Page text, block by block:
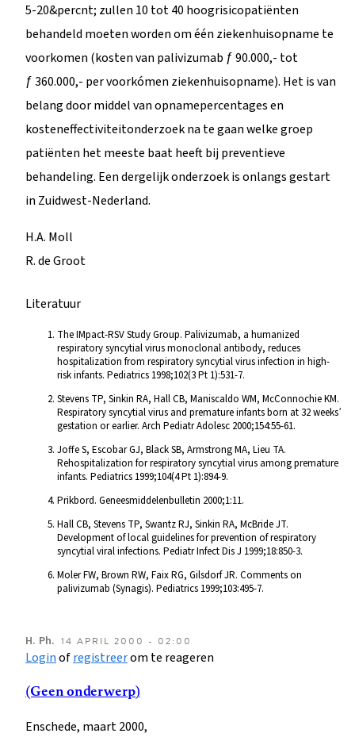
5-20&percnt; zullen 10 tot 40 hoogrisicopatiënten
behandeld moeten worden om één ziekenhuisopname te
voorkomen (kosten van palivizumab ƒ 90.000,- tot
ƒ 360.000,- per voorkómen ziekenhuisopname). Het is van
belang door middel van opnamepercentages en
kosteneffectiviteitonderzoek na te gaan welke groep
patiënten het meeste baat heeft bij preventieve
behandeling. Een dergelijk onderzoek is onlangs gestart
in Zuidwest-Nederland.
H.A. Moll
R. de Groot
Literatuur
The IMpact-RSV Study Group. Palivizumab, a humanized
respiratory syncytial virus monoclonal antibody, reduces
hospitalization from respiratory syncytial virus infection in high-
risk infants. Pediatrics 1998;102(3 Pt 1):531-7.
Stevens TP, Sinkin RA, Hall CB, Maniscaldo WM, McConnochie KM.
Respiratory syncytial virus and premature infants born at 32 weeks’
gestation or earlier. Arch Pediatr Adolesc 2000;154:55-61.
Joffe S, Escobar GJ, Black SB, Armstrong MA, Lieu TA.
Rehospitalization for respiratory syncytial virus among premature
infants. Pediatrics 1999;104(4 Pt 1):894-9.
Prikbord. Geneesmiddelenbulletin 2000;1:11.
Hall CB, Stevens TP, Swantz RJ, Sinkin RA, McBride JT.
Development of local guidelines for prevention of respiratory
syncytial viral infections. Pediatr Infect Dis J 1999;18:850-3.
Moler FW, Brown RW, Faix RG, Gilsdorf JR. Comments on
palivizumab (Synagis). Pediatrics 1999;103:495-7.
H. Ph. 14 APRIL 2000 - 02:00
Loginofregistreerom te reageren
(Geen onderwerp)
Enschede, maart 2000,